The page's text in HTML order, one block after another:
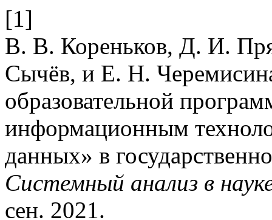
[1]
В. В. Кореньков, Д. И.
Сычёв, и Е. Н.
образовательной
информационным
данных» в
Системный анализ в
сен. 2021.